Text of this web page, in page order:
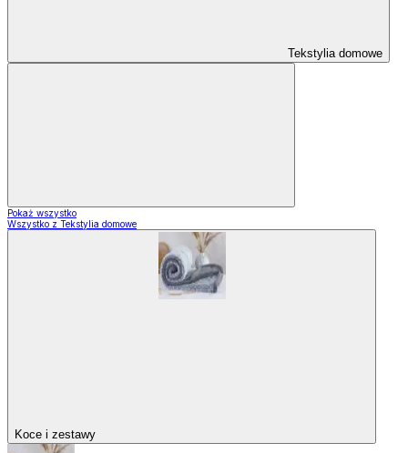
Tekstylia domowe
Pokaż wszystko
Wszystko z Tekstylia domowe
Koce i zestawy